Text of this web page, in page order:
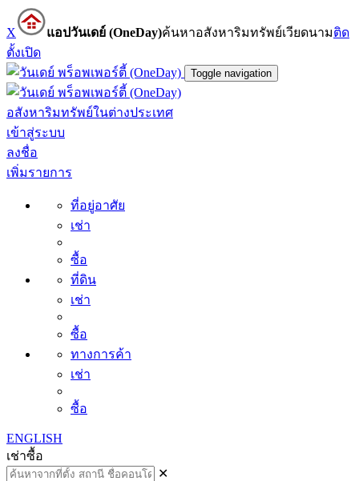
X แอปวันเดย์ (OneDay)ค้นหาอสังหาริมทรัพย์เวียดนามติด
ตั้งเปิด
Toggle navigation
อสังหาริมทรัพย์ในต่างประเทศ
เข้าสู่ระบบ
ลงชื่อ
เพิ่มรายการ
ที่อยู่อาศัย
เช่า
ซื้อ
ที่ดิน
เช่า
ซื้อ
ทางการค้า
เช่า
ซื้อ
ENGLISH
เช่าซื้อ
✕